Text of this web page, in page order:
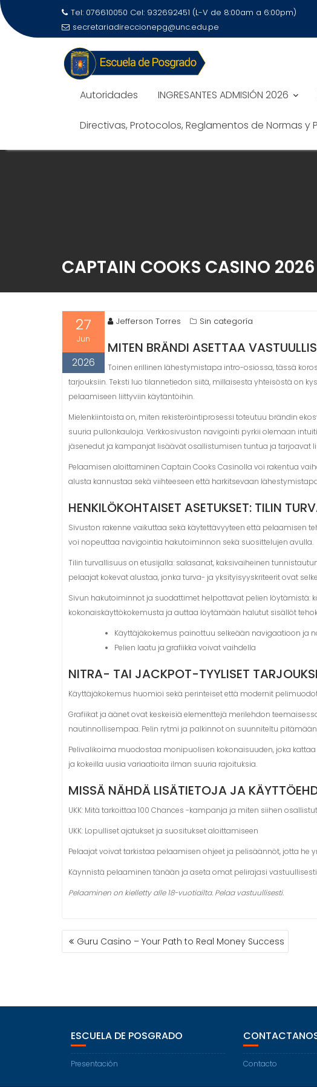
Tel: 076610050 Cel: 932692451 (L-V de 8:00am a 6:00pm)
secretariadireccionepg@unc.edu.pe
Autoridades INGRESANTES ADMISIÓN 2026
Directivas, Protocolos, Reglamentos de Normas y
CAPTAIN COOKS CASINO
27
Jun
2026
Jefferson Torres Sin categoría
MITEN BRÄNDI ASETTAA
Toinen erillinen lähestymistapa intro-osiossa, tässä
tarjouksiin. Teksti luo tilannetiedon siitä, millaisesta yhteisöstä on
pelaamiseen liittyviin käytäntöihin.
Mielenkiintoista on, miten rekisteröintiprosessi toteutuu brändin
suuria pullonkauloja. Verkkosivuston navigointi pyrkii olemaan
jäsenedut ja kampanjat lisäävät osallistumisen tuntua ja tarjoavat
Pelaamisen aloittaminen Captain Cooks Casinolla voi rakentua
alusta kannustaa sekä viihteeseen että harkitsevaan
HENKILÖKOHTAISET ASETUKSET: TILIN
Sivuston rakenne vaikuttaa sekä käytettävyyteen että pelaamisen
voi nopeuttaa navigointia hakutoiminnon sekä suosittelujen avulla.
Tilin turvallisuus on etusijalla: salasanat, kaksivaiheinen
pelaajat kokevat alustaa, jonka turva- ja yksityisyyskriteerit ovat
Sivun hakutoiminnot ja suodattimet helpottavat pelien
kokonaiskäyttökokemusta ja auttaa löytämään halutut sisällöt
Käyttäjäkokemus painottuu selkeään navigaatioon ja
Pelien laatu ja grafiikka voivat vaihdella
NITRA- TAI JACKPOT-TYYLISET
Käyttäjäkokemus huomioi sekä perinteiset että modernit
Grafiikat ja äänet ovat keskeisiä elementtejä merilehdon
nautinnollisempaa. Pelin rytmi ja palkinnot on suunniteltu
Pelivalikoima muodostaa monipuolisen kokonaisuuden, joka
ja kokeilla uusia variaatioita ilman suuria rajoituksia.
MISSÄ NÄHDÄ LISÄTIETOJA JA
UKK: Mitä tarkoittaa 100 Chances -kampanja ja miten siihen
UKK: Lopulliset ajatukset ja suositukset aloittamiseen
Pelaajat voivat tarkistaa pelaamisen ohjeet ja pelisäännöt, jotta
Käynnistä pelaaminen tänään ja aseta omat pelirajasi vastuullisesti
Pelaaminen on kielletty alle 18-vuotiailta. Pelaa vastuullisesti.
Guru Casino – Your Path to Real Money Success
ESCUELA DE POSGRADO
Presentación Contacto